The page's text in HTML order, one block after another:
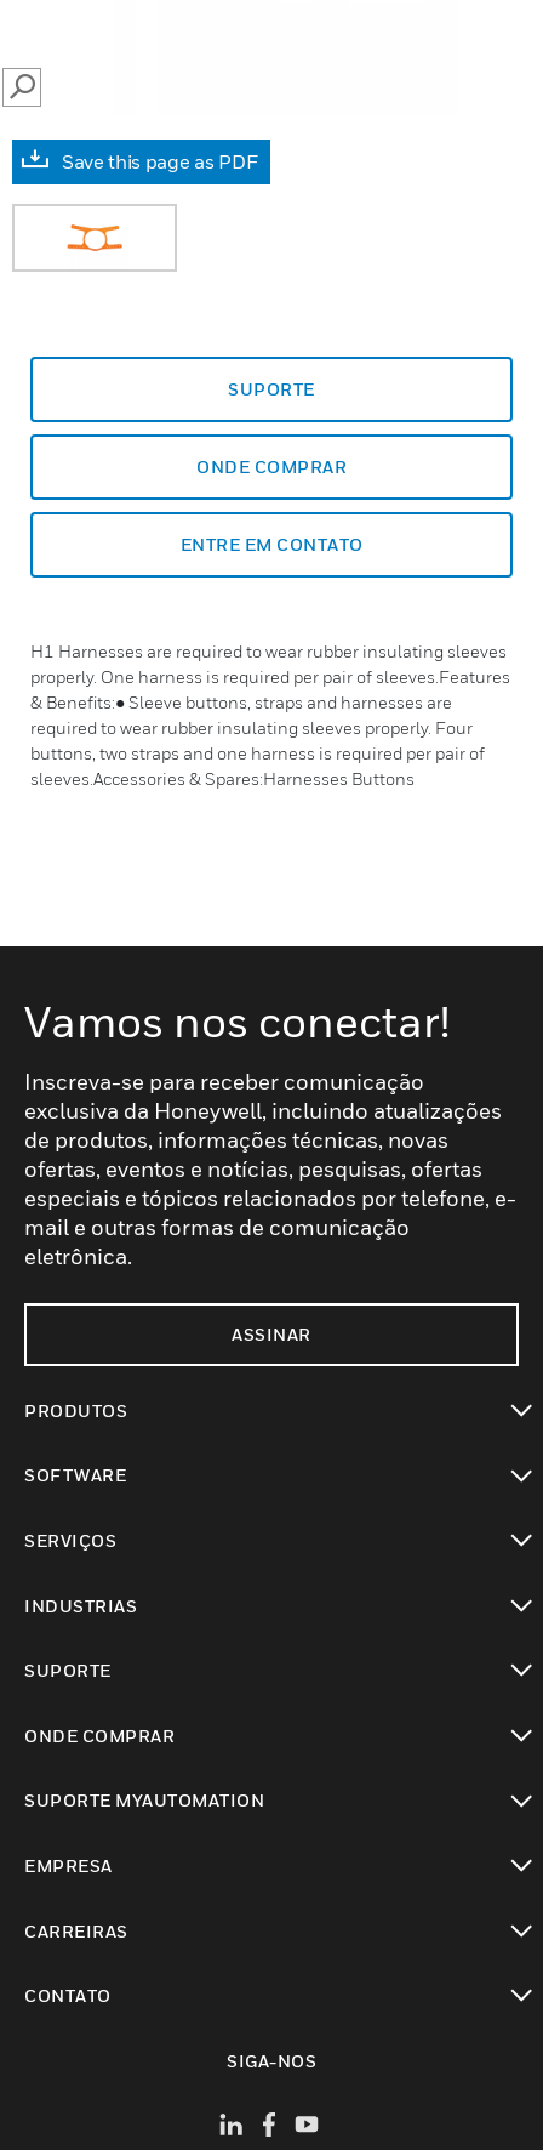
SEARCH
Save this page as PDF
SUPORTE
ONDE COMPRAR
ENTRE EM CONTATO
H1 Harnesses are required to wear rubber insulating sleeves
properly. One harness is required per pair of sleeves.Features
& Benefits:● Sleeve buttons, straps and harnesses are
required to wear rubber insulating sleeves properly. Four
buttons, two straps and one harness is required per pair of
sleeves.Accessories & Spares:Harnesses Buttons
Vamos nos conectar!
Inscreva-se para receber comunicação
exclusiva da Honeywell, incluindo atualizações
de produtos, informações técnicas, novas
ofertas, eventos e notícias, pesquisas, ofertas
especiais e tópicos relacionados por telefone, e-
mail e outras formas de comunicação
eletrônica.
ASSINAR
PRODUTOS
SOFTWARE
SERVIÇOS
INDUSTRIAS
SUPORTE
ONDE COMPRAR
SUPORTE MYAUTOMATION
EMPRESA
CARREIRAS
CONTATO
SIGA-NOS